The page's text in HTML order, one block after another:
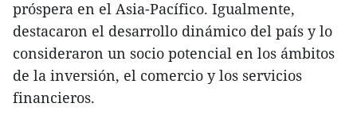
próspera en el Asia-Pacífico. Igualmente,
destacaron el desarrollo dinámico del país y lo
consideraron un socio potencial en los ámbitos
de la inversión, el comercio y los servicios
financieros.